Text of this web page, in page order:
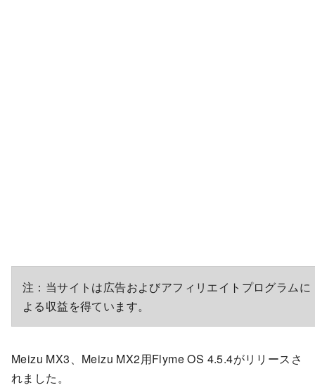
注：当サイトは広告およびアフィリエイトプログラムに
よる収益を得ています。
Meizu MX3、Meizu MX2用Flyme OS 4.5.4がリリースさ
れました。